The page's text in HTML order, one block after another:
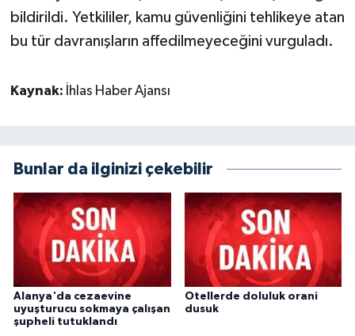
bildirildi. Yetkililer, kamu güvenliğini tehlikeye atan
bu tür davranışların affedilmeyeceğini vurguladı.
Kaynak: İhlas Haber Ajansı
Bunlar da ilginizi çekebilir
Alanya'da cezaevine
uyuşturucu sokmaya çalışan
şupheli tutuklandı
Otellerde doluluk orani
dusuk